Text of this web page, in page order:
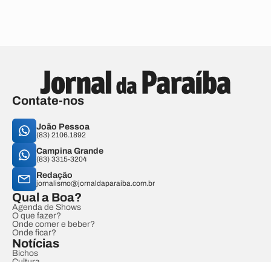
Contate-nos
João Pessoa
(83) 2106.1892
Campina Grande
(83) 3315-3204
Redação
jornalismo@jornaldaparaiba.com.br
Qual a Boa?
Agenda de Shows
O que fazer?
Onde comer e beber?
Onde ficar?
Notícias
Bichos